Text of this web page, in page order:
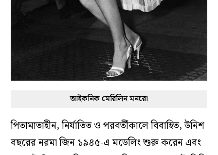
আইকনিক মেরিলিন মনরো
পিতামাতাহীন, নির্যাতিত ও পরবর্তীকালে বিবাহিত, উনিশ
বছরের নরমা জিন ১৯৪৫-এ মডেলিং শুরু করেন এবং